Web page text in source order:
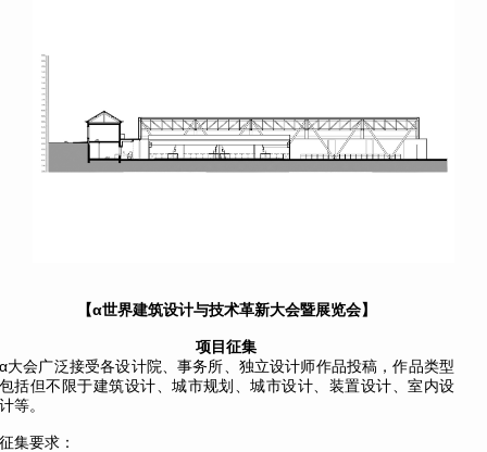
【α世界建筑设计与技术革新大会暨展览会】
项目征集
大会广泛接受各设计院、事务所、独立设计师作品投稿，作品类型
括但不限于建筑设计、城市规划、城市设计、装置设计、室内设
等。
集要求：